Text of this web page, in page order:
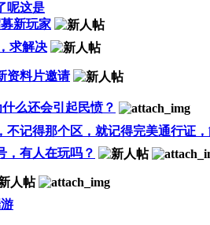
呢这是
新玩家
求解决
资料片邀请
么还会引起民愤？
不记得那个区，就记得完美通行证
，有人在玩吗？